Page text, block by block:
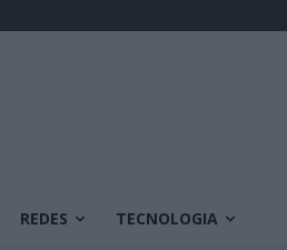
REDES TECNOLOGIA